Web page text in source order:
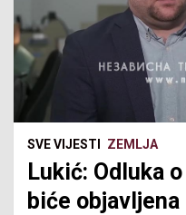
SVE VIJESTI ZEMLJA
Lukić: Odluka
biće objavljena